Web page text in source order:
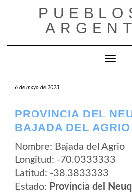
6 de mayo de 2023
PROVINCIA DEL
BAJADA DEL AGRIO
Nombre: Bajada del Agrio
Longitud: -70.0333333
Latitud: -38.3833333
Estado: Provincia del